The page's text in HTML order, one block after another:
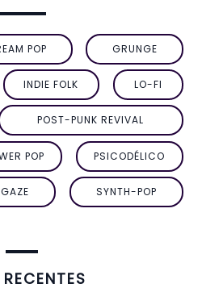
POP GRUNGE
INDIE FOLK LO-FI
POST-PUNK REVIVAL
POP PSICODÉLICO
SYNTH-POP